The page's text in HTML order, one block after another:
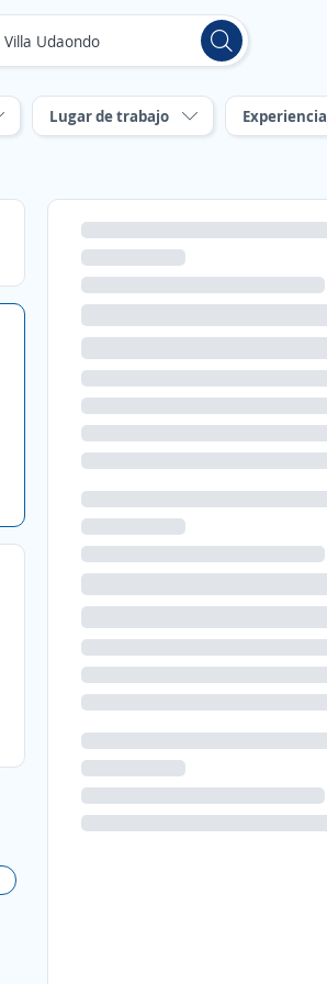
Lugar de trabajo Experiencia